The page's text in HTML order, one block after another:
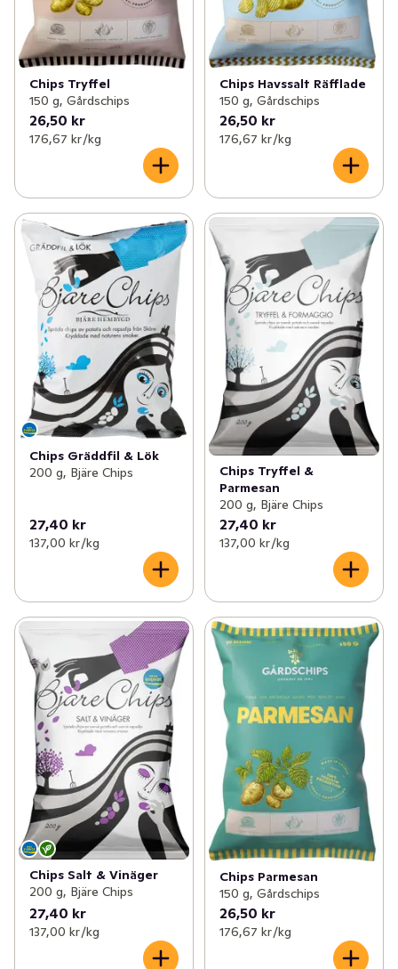
Chips Tryffel
150 g, Gårdschips
26,50 kr
176,67 kr /kg
Chips Havssalt Räfflade
150 g, Gårdschips
26,50 kr
176,67 kr /kg
Chips Gräddfil & Lök
200 g, Bjäre Chips
27,40 kr
137,00 kr /kg
Chips Tryffel &
Parmesan
200 g, Bjäre Chips
27,40 kr
137,00 kr /kg
Chips Salt & Vinäger
200 g, Bjäre Chips
27,40 kr
137,00 kr /kg
Chips Parmesan
150 g, Gårdschips
26,50 kr
176,67 kr /kg